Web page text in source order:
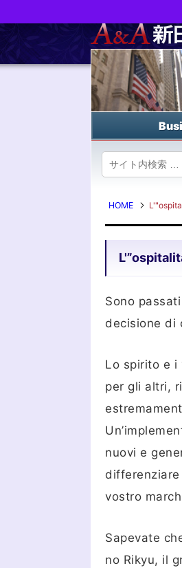
Business strategy
HOME
Sono
decisione di
Lo spirito e i
per gli altri,
nuovi e
vostro
Sapevate
no Rikyu, il